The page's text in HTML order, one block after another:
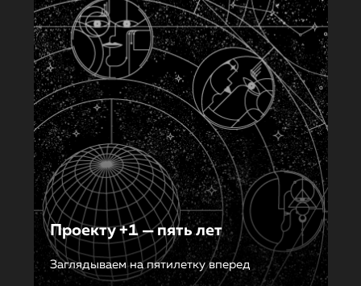
Проекту +1 — пять лет
Заглядываем на пятилетку вперед